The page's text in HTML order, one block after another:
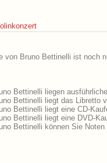
von Bruno Bettinelli ist noch
Bettinelli liegen
Bettinelli liegt das Libretto
Bettinelli liegt eine CD-
Bettinelli liegt eine DVD-
Bettinelli können Sie Noten